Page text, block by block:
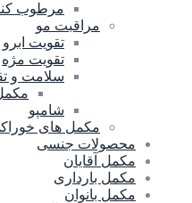
مرطوب
مراقبت مو
تقویت ابرو
تقویت مژه
سلامت و
شامپو
مکمل های
محصولات جنسی
مکمل آقایان
مکمل بارداری
مکمل بانوان